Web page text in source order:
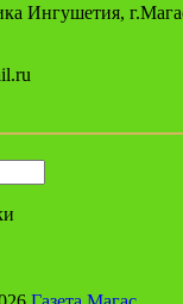
Ингушетия,